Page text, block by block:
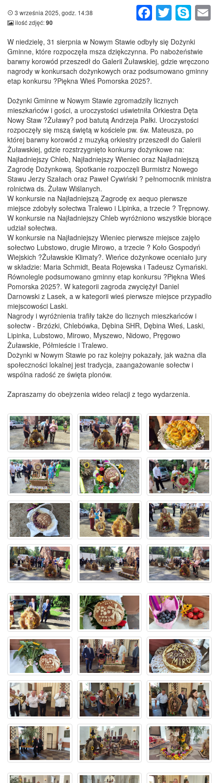
FacebookTwitter Skype
3 września 2025, godz. 14:38
ilość zdjęć:90
W niedzielę, 31 sierpnia w Nowym Stawie odbyły się Dożynki
Gminne, które rozpoczęła msza dziękczynna. Po nabożeństwie
barwny korowód przeszedł do Galerii Żuławskiej, gdzie wręczono
nagrody w konkursach dożynkowych oraz podsumowano gminny
etap konkursu ?Piękna Wieś Pomorska 2025?.
Dożynki Gminne w Nowym Stawie zgromadziły licznych
mieszkańców i gości, a uroczystości uświetniła Orkiestra Dęta
Nowy Staw ?Żuławy? pod batutą Andrzeja Pałki. Uroczystości
rozpoczęły się mszą świętą w kościele pw. św. Mateusza, po
której barwny korowód z muzyką orkiestry przeszedł do Galerii
Żuławskiej, gdzie rozstrzygnięto konkursy dożynkowe na:
Najładniejszy Chleb, Najładniejszy Wieniec oraz Najładniejszą
Zagrodę Dożynkową. Spotkanie rozpoczęli Burmistrz Nowego
Stawu Jerzy Szałach oraz Paweł Cywiński ? pełnomocnik ministra
rolnictwa ds. Żuław Wiślanych.
W konkursie na Najładniejszą Zagrodę ex aequo pierwsze
miejsce zdobyły sołectwa Tralewo i Lipinka, a trzecie ? Trępnowy.
W konkursie na Najładniejszy Chleb wyróżniono wszystkie biorące
udział sołectwa.
W konkursie na Najładniejszy Wieniec pierwsze miejsce zajęło
sołectwo Lubstowo, drugie Mirowo, a trzecie ? Koło Gospodyń
Wiejskich ?Żuławskie Klimaty?. Wieńce dożynkowe oceniało jury
w składzie: Maria Schmidt, Beata Rojewska i Tadeusz Cymański.
Równolegle podsumowano gminny etap konkursu ?Piękna Wieś
Pomorska 2025?. W kategorii zagroda zwyciężył Daniel
Darnowski z Lasek, a w kategorii wieś pierwsze miejsce przypadło
miejscowości Laski.
Nagrody i wyróżnienia trafiły także do licznych mieszkańców i
sołectw - Brzózki, Chlebówka, Dębina SHR, Dębina Wieś, Laski,
Lipinka, Lubstowo, Mirowo, Myszewo, Nidowo, Pręgowo
Żuławskie, Półmieście i Tralewo.
Dożynki w Nowym Stawie po raz kolejny pokazały, jak ważna dla
społeczności lokalnej jest tradycja, zaangażowanie sołectw i
wspólna radość ze święta plonów.
Zapraszamy do obejrzenia wideo relacji z tego wydarzenia.